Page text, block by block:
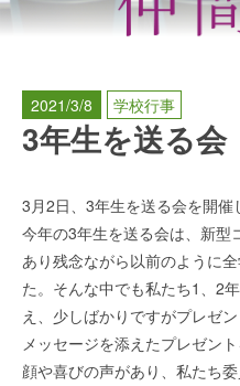
2021/3/8 学校行事
3年生を送る会
3月2日、3年生を送る会を開催
今年の3年生を送る会は、新型
あり残念ながら以前のように
た。そんな中でも私たち1、2
え、少しばかりですがプレゼン
メッセージを添えたプレゼン
顔や喜びの声があり、私たち